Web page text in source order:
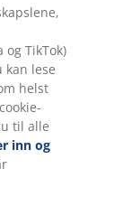
eller
det riktige
valget
TikTok)
kan lese
helst
til alle
inn og